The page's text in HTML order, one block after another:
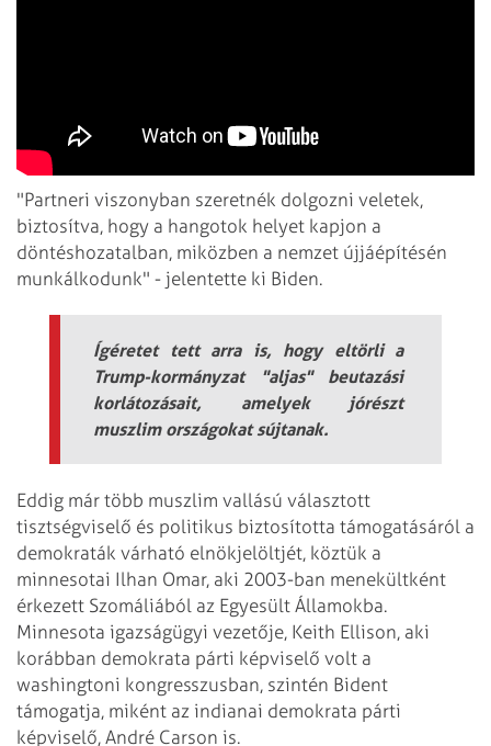
"Partneri viszonyban szeretnék dolgozni veletek,
biztosítva, hogy a hangotok helyet kapjon a
döntéshozatalban, miközben a nemzet újjáépítésén
munkálkodunk" - jelentette ki Biden.
Ígéretet tett arra is, hogy eltörli a
Trump-kormányzat "aljas" beutazási
korlátozásait, amelyek jórészt
muszlim országokat sújtanak.
Eddig már több muszlim vallású választott
tisztségviselő és politikus biztosította támogatásáról a
demokraták várható elnökjelöltjét, köztük a
minnesotai Ilhan Omar, aki 2003-ban menekültként
érkezett Szomáliából az Egyesült Államokba.
Minnesota igazságügyi vezetője, Keith Ellison, aki
korábban demokrata párti képviselő volt a
washingtoni kongresszusban, szintén Bident
támogatja, miként az indianai demokrata párti
képviselő, André Carson is.